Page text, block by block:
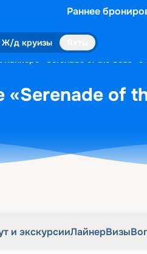
Раннее
Ж/д круизы
лайнере «Serenade of the Seas» с
«Serenade of
и экскурсииЛайнерВизы